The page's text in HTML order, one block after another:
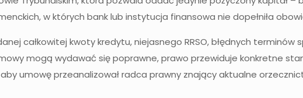
w których bank lub instytucja finansowa nie dopełniła
całkowitej kwoty kredytu, niejasnego RRSO, błędnych terminów
mogą wydawać się poprawne, prawo przewiduje konkretne
umowę przeanalizował radca prawny znający aktualne